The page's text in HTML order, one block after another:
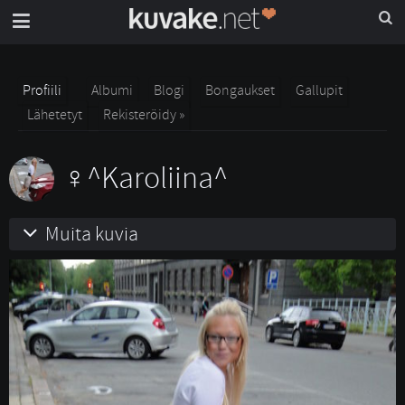
Profiili Albumi Blogi Bongaukset
Gallupit
Lähetetyt
Rekisteröidy »
^Karoliina^
Muita kuvia